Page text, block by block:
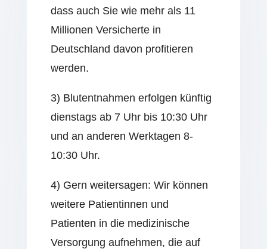
dass auch Sie wie mehr als 11
Millionen Versicherte in
Deutschland davon profitieren
werden.
3) Blutentnahmen erfolgen künftig
dienstags ab 7 Uhr bis 10:30 Uhr
und an anderen Werktagen 8-
10:30 Uhr.
4) Gern weitersagen: Wir können
weitere Patientinnen und
Patienten in die medizinische
Versorgung aufnehmen, die auf